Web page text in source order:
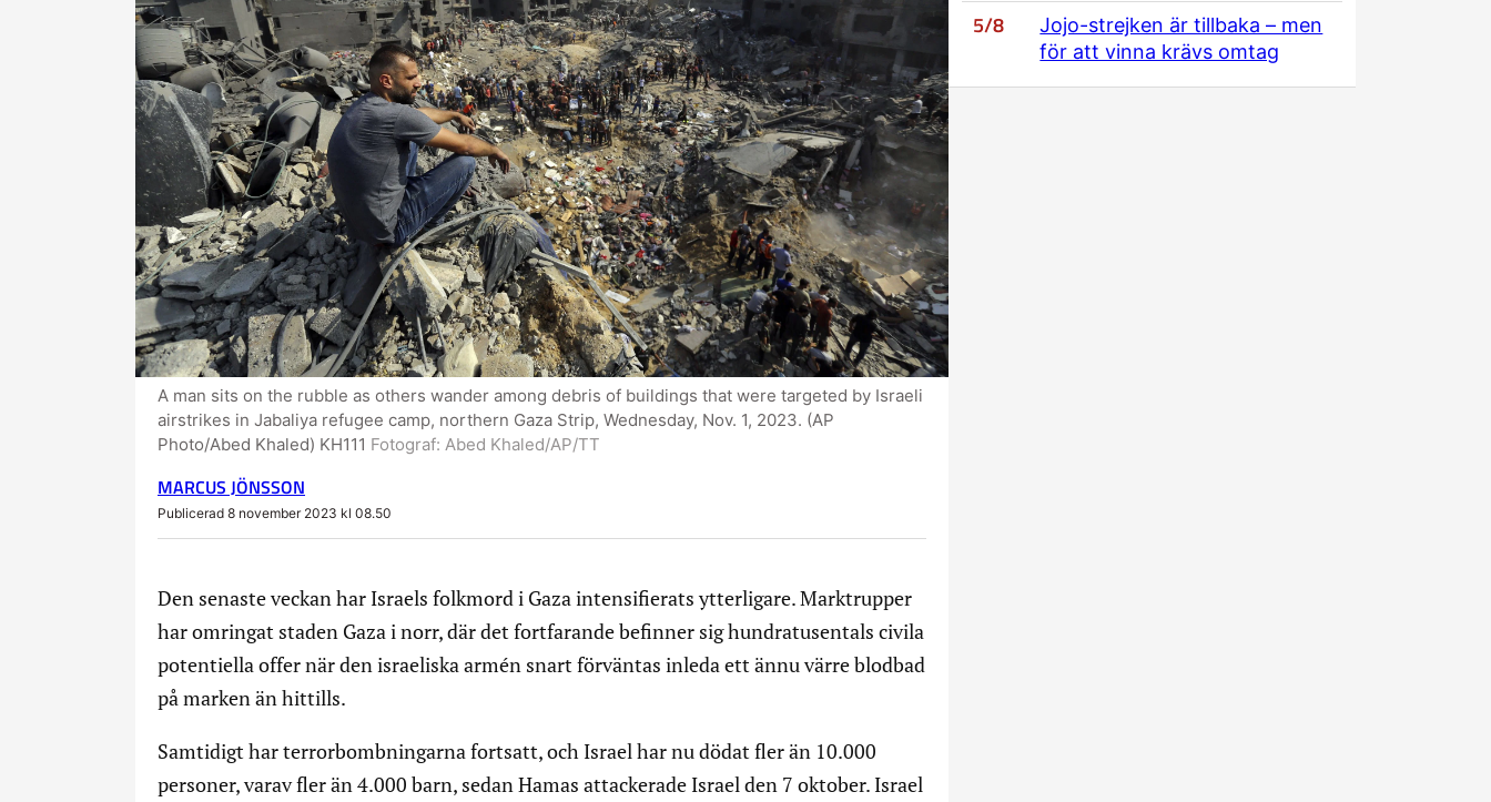
A man sits on the rubble as others wander among debris of buildings that were targeted by Israeli
airstrikes in Jabaliya refugee camp, northern Gaza Strip, Wednesday, Nov. 1, 2023. (AP
Photo/Abed Khaled) KH111 Fotograf: Abed Khaled/AP/TT
MARCUS JÖNSSON
Publicerad 8 november 2023 kl 08.50
Den senaste veckan har Israels folkmord i Gaza intensifierats ytterligare. Marktrupper
har omringat staden Gaza i norr, där det fortfarande befinner sig hundratusentals civila
potentiella offer när den israeliska armén snart förväntas inleda ett ännu värre blodbad
på marken än hittills.
Samtidigt har terrorbombningarna fortsatt, och Israel har nu dödat fler än 10.000
personer, varav fler än 4.000 barn, sedan Hamas attackerade Israel den 7 oktober. Israel
5/8
Jojo-strejken är tillbaka – men
för att vinna krävs omtag